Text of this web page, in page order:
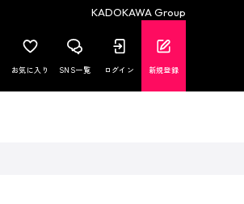
KADOKAWA Group
お気に入り SNS一覧 ログイン 新規登録